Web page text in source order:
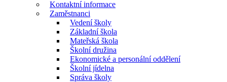
Kontaktní informace
Zaměstnanci
Vedení školy
Základní škola
Mateřská škola
Školní družina
Ekonomické a personální oddělení
Školní jídelna
Správa školy